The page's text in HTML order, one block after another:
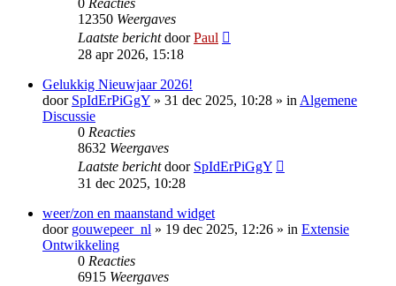
0 Reacties
12350 Weergaves
Laatste berichtdoorPaul
28 apr 2026, 15:18
Gelukkig Nieuwjaar 2026!
door SpIdErPiGgY » 31 dec 2025, 10:28 » inAlgemene
Discussie
0 Reacties
8632 Weergaves
Laatste berichtdoor SpIdErPiGgY
31 dec 2025, 10:28
weer/zon en maanstand widget
door gouwepeer_nl » 19 dec 2025, 12:26 » in Extensie
Ontwikkeling
0 Reacties
6915 Weergaves